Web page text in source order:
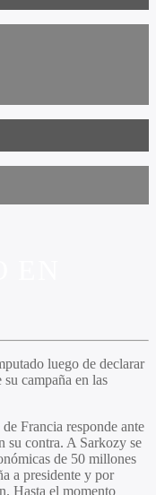
luego de declarar
campaña en las
Francia responde ante
su contra. A Sarkozy se
de 50 millones
a presidente y por
Hasta el momento